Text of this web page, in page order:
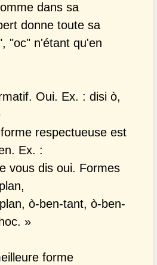
dans sa
donne toute sa
"oc" n'étant qu'en
Oui. Ex. : disi ò,
respectueuse est
Ex. :
vous dis oui. Formes
ò-ben-tant, ò-ben-
»
forme